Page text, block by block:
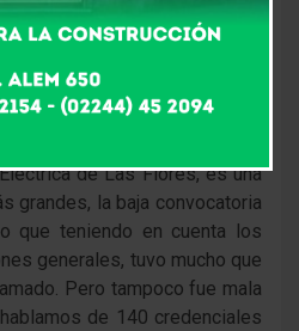
presidente del Consejo de
de El Periodístico “en Las
para llevar adelante las
se utilizará el mismo lugar,
de Las Flores, es una
grandes, la baja convocatoria
que teniendo en cuenta los
generales, tuvo mucho que
Pero tampoco fue mala
de 140 credenciales